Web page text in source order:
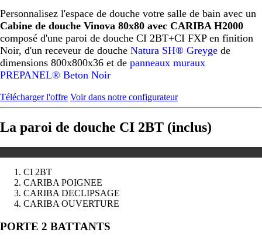
Personnalisez l'espace de douche votre salle de bain avec un
Cabine de douche Vinova 80x80 avec CARIBA H2000
composé d'une paroi de douche CI 2BT+CI FXP en finition
Noir, d'un receveur de douche Natura SH® Greyge de
dimensions 800x800x36 et de panneaux muraux
PREPANEL® Beton Noir
Télécharger l'offre Voir dans notre configurateur
La paroi de douche CI 2BT (inclus)
CI 2BT
CARIBA POIGNEE
CARIBA DECLIPSAGE
CARIBA OUVERTURE
Précédent
Suivant
PORTE 2 BATTANTS